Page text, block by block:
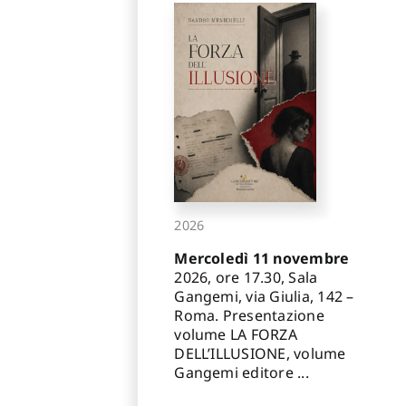
2026
Mercoledì 11 novembre
2026, ore 17.30, Sala
Gangemi, via Giulia, 142 –
Roma. Presentazione
volume LA FORZA
DELL’ILLUSIONE, volume
Gangemi editore ...